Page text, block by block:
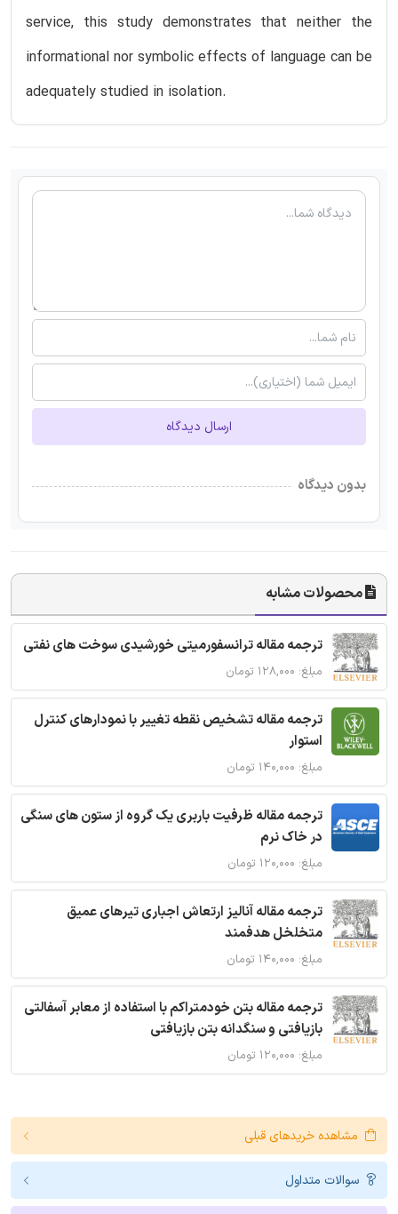
service, this study demonstrates that neither the
informational nor symbolic effects of language can be
adequately studied in isolation.
ارسال دیدگاه
بدون دیدگاه
محصولات مشابه
ترجمه مقاله ترانسفورمیتی خورشیدی سوخت های نفتی
مبلغ: ۱۲۸,۰۰۰ تومان
ترجمه مقاله تشخیص نقطه تغییر با نمودارهای کنترل
استوار
مبلغ: ۱۴۰,۰۰۰ تومان
ترجمه مقاله ظرفیت باربری یک گروه از ستون های سنگی
در خاک نرم
مبلغ: ۱۲۰,۰۰۰ تومان
ترجمه مقاله آنالیز ارتعاش اجباری تیرهای عمیق
متخلخل هدفمند
مبلغ: ۱۴۰,۰۰۰ تومان
ترجمه مقاله بتن خودمتراکم با استفاده از معابر آسفالتی
بازیافتی و سنگدانه بتن بازیافتی
مبلغ: ۱۲۰,۰۰۰ تومان
مشاهده خریدهای قبلی
سوالات متداول